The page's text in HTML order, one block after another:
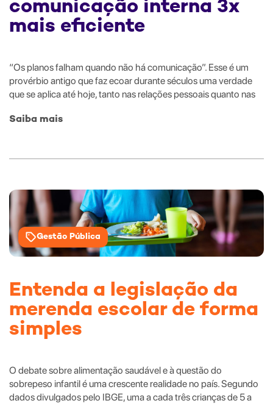
comunicação interna 3x
mais eficiente
“Os planos falham quando não há comunicação”. Esse é um
provérbio antigo que faz ecoar durante séculos uma verdade
que se aplica até hoje, tanto nas relações pessoais quanto nas
Saiba mais
Gestão Pública
Entenda a legislação da
merenda escolar de forma
simples
O debate sobre alimentação saudável e à questão do
sobrepeso infantil é uma crescente realidade no país. Segundo
dados divulgados pelo IBGE, uma a cada três crianças de 5 a